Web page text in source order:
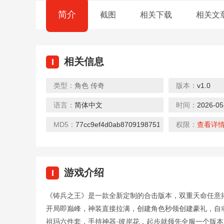
简介 截图 相关下载 相关文
I 相关信息
类型： 角色 传奇 版本： v1.0
语言： 简体中文 时间： 2026-
MD5： 77cc9ef4d0ab8709198751b8e2706fcc
权限： 查看详
I 游戏介绍
《铸兵之王》是一款全新定制的合击版本，双重天命
开局即巅峰，神装直接拉满，创建角色秒领创建豪礼，
祖玛六件套，手持神器·彼岸花，起步就领先全服一个版
下载
魔霸（送炫酷坐骑）
下载 下
众神大陆（元宇宙地藏养龙）
下载
猫咪大陆（送GM毕业阵容）
下载 下